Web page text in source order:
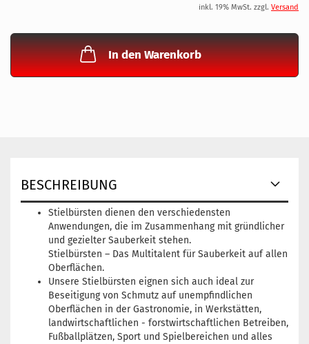
inkl. 19% MwSt. zzgl. Versand
In den Warenkorb
BESCHREIBUNG
Stielbürsten dienen den verschiedensten
Anwendungen, die im Zusammenhang mit gründlicher
und gezielter Sauberkeit stehen.
Stielbürsten – Das Multitalent für Sauberkeit auf allen
Oberflächen.
Unsere Stielbürsten eignen sich auch ideal zur
Beseitigung von Schmutz auf unempfindlichen
Oberflächen in der Gastronomie, in Werkstätten,
landwirtschaftlichen - forstwirtschaftlichen Betreiben,
Fußballplätzen, Sport und Spielbereichen und alles